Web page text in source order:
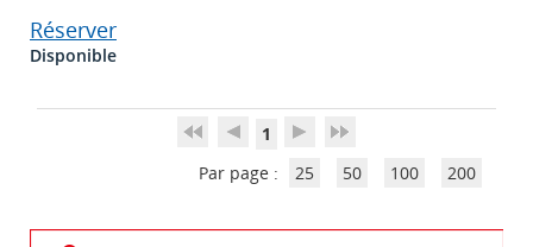
Réserver
Disponible
1
Par page :
25 50 100 200